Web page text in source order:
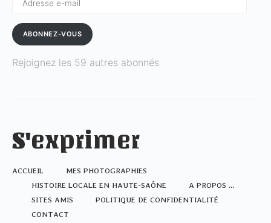
ABONNEZ-VOUS
Rejoignez les 59 autres abonnés
S'exprimer
ACCUEIL
MES PHOTOGRAPHIES
HISTOIRE LOCALE EN HAUTE-SAÔNE
A PROPOS …
SITES AMIS
POLITIQUE DE CONFIDENTIALITÉ
CONTACT